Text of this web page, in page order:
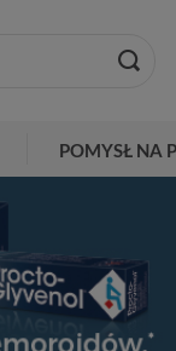
POMYSŁ NA